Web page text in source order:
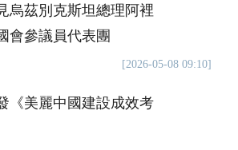
烏茲別克斯坦總理阿裡
會參議員代表團
[2026-05-08 09:10]
《美麗中國建設成效考